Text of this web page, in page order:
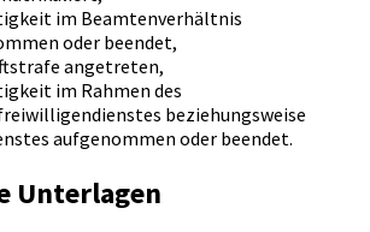
im Beamtenverhältnis
oder beendet,
angetreten,
im Rahmen des
beziehungsweise
aufgenommen oder beendet.
Unterlagen